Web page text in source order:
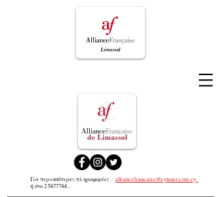
Για περισσότερες πληροφορίες :alliancefrancaise@cytanet.com.cy
ή στο25877784..